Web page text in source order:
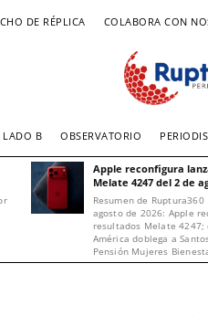
DE RÉPLICA COLABORA CON
LADO B OBSERVATORIO
Apple reconfigura
Melate 4247 del 2 de
Resumen de
agosto de 2026: Apple
resultados Melate 4247;
América doblega a
Pensión Mujeres